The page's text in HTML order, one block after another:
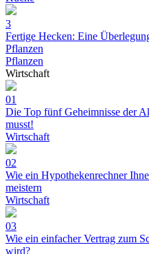
3
Fertige Hecken: Eine
Pflanzen
Pflanzen
Wirtschaft
01
Die Top fünf Geheimnisse der
musst!
Wirtschaft
02
Wie ein Hypothekenrechner
meistern
Wirtschaft
03
Wie ein einfacher Vertrag zum
wird?